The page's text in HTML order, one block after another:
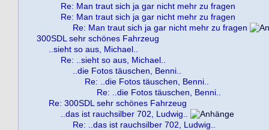
Re: Man traut sich ja gar nicht mehr zu fragen
Re: Man traut sich ja gar nicht mehr zu fragen
Re: Man traut sich ja gar nicht mehr zu fragen
300SDL sehr schönes Fahrzeug
..sieht so aus, Michael..
Re: ..sieht so aus, Michael..
..die Fotos täuschen, Benni..
Re: ..die Fotos täuschen, Benni..
Re: ..die Fotos täuschen, Benni..
Re: 300SDL sehr schönes Fahrzeug
..das ist rauchsilber 702, Ludwig..
Re: ..das ist rauchsilber 702, Ludwig..